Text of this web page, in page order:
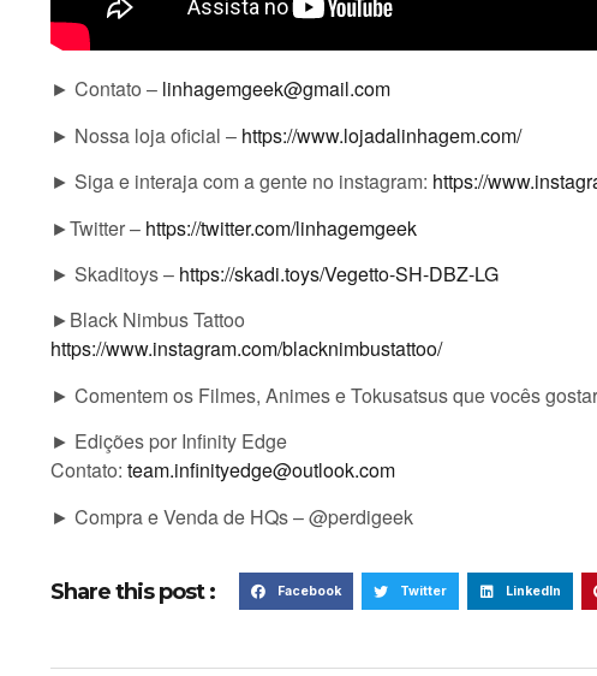
► Contato – linhagemgeek@gmail.com
► Nossa loja oficial – https://www.lojadalinhagem.com/
► Siga e interaja com a gente no instagram: https://
►Twitter – https://twitter.com/linhagemgeek
► Skaditoys – https://skadi.toys/Vegetto-SH-DBZ-LG
►Black Nimbus Tattoo
https://www.instagram.com/blacknimbustattoo/
► Comentem os Filmes, Animes e Tokusatsus que vocês
► Edições por Infinity Edge
Contato: team.infinityedge@outlook.com
► Compra e Venda de HQs – @perdigeek
Share this post : Facebook Twitter LinkedIn